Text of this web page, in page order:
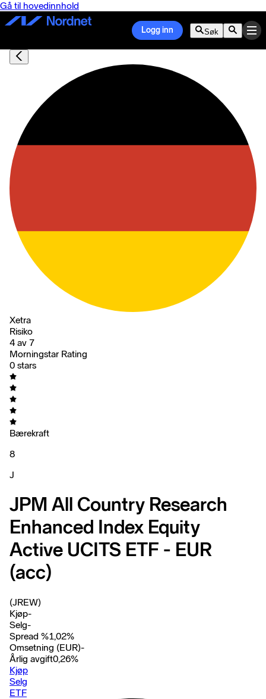
Gå til hovedinnhold
Logg inn Søk
Xetra
Risiko
4 av 7
Morningstar Rating
0 stars
Bærekraft
8
J
JPM All Country Research
Enhanced Index Equity
Active UCITS ETF - EUR
(acc)
(JREW)
Kjøp-
Selg-
Spread %1,02%
Omsetning (EUR)-
Årlig avgift0,26%
Kjøp
Selg
ETF